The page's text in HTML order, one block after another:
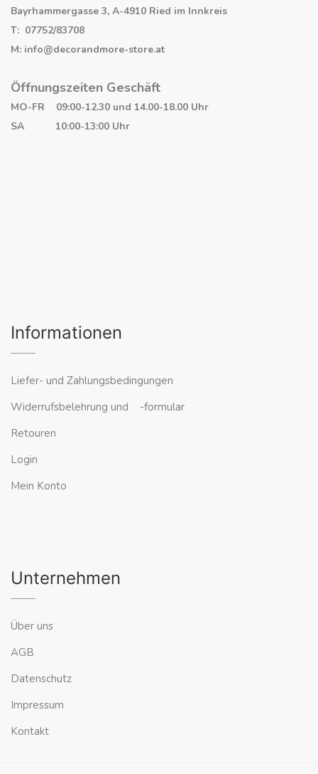
Bayrhammergasse 3, A-4910 Ried im Innkreis
T: 07752/83708
M: info@decorandmore-store.at
Öffnungszeiten Geschäft
MO-FR 09:00-12.30 und 14.00-18.00 Uhr
SA 10:00-13:00 Uhr
Informationen
Liefer- und Zahlungsbedingungen
Widerrufsbelehrung und -formular
Retouren
Login
Mein Konto
Unternehmen
Über uns
AGB
Datenschutz
Impressum
Kontakt